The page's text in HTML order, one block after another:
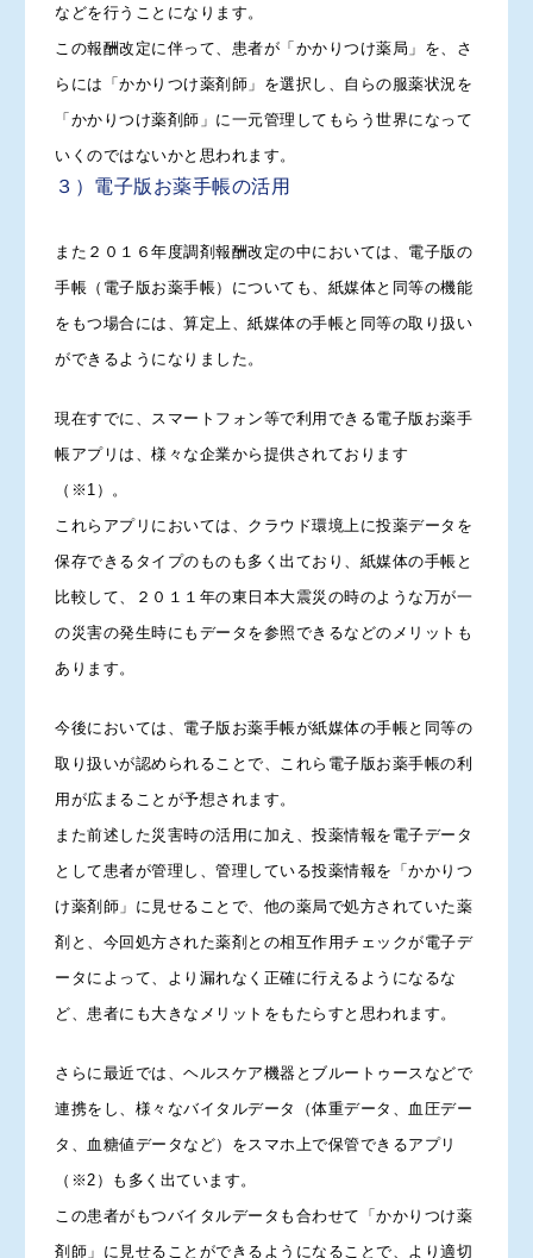
などを行うことになります。
この報酬改定に伴って、患者が「かかりつけ薬局」を、さ
らには「かかりつけ薬剤師」を選択し、自らの服薬状況を
「かかりつけ薬剤師」に一元管理してもらう世界になって
いくのではないかと思われます。
３）電子版お薬手帳の活用
また２０１６年度調剤報酬改定の中においては、電子版の
手帳（電子版お薬手帳）についても、紙媒体と同等の機能
をもつ場合には、算定上、紙媒体の手帳と同等の取り扱い
ができるようになりました。
現在すでに、スマートフォン等で利用できる電子版お薬手
帳アプリは、様々な企業から提供されております
（※1）。
これらアプリにおいては、クラウド環境上に投薬データを
保存できるタイプのものも多く出ており、紙媒体の手帳と
比較して、２０１１年の東日本大震災の時のような万が一
の災害の発生時にもデータを参照できるなどのメリットも
あります。
今後においては、電子版お薬手帳が紙媒体の手帳と同等の
取り扱いが認められることで、これら電子版お薬手帳の利
用が広まることが予想されます。
また前述した災害時の活用に加え、投薬情報を電子データ
として患者が管理し、管理している投薬情報を「かかりつ
け薬剤師」に見せることで、他の薬局で処方されていた薬
剤と、今回処方された薬剤との相互作用チェックが電子デ
ータによって、より漏れなく正確に行えるようになるな
ど、患者にも大きなメリットをもたらすと思われます。
さらに最近では、ヘルスケア機器とブルートゥースなどで
連携をし、様々なバイタルデータ（体重データ、血圧デー
タ、血糖値データなど）をスマホ上で保管できるアプリ
（※2）も多く出ています。
この患者がもつバイタルデータも合わせて「かかりつけ薬
剤師」に見せることができるようになることで、より適切